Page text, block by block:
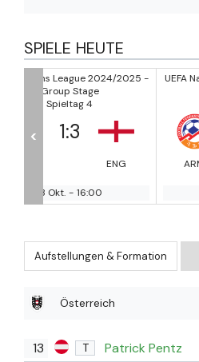
SPIELE HEUTE
UEFA Nations League 2024/
0:2
MAC
13 Okt.
<
Aufstellungen & Formation
Österreich
13 T Patrick Pentz